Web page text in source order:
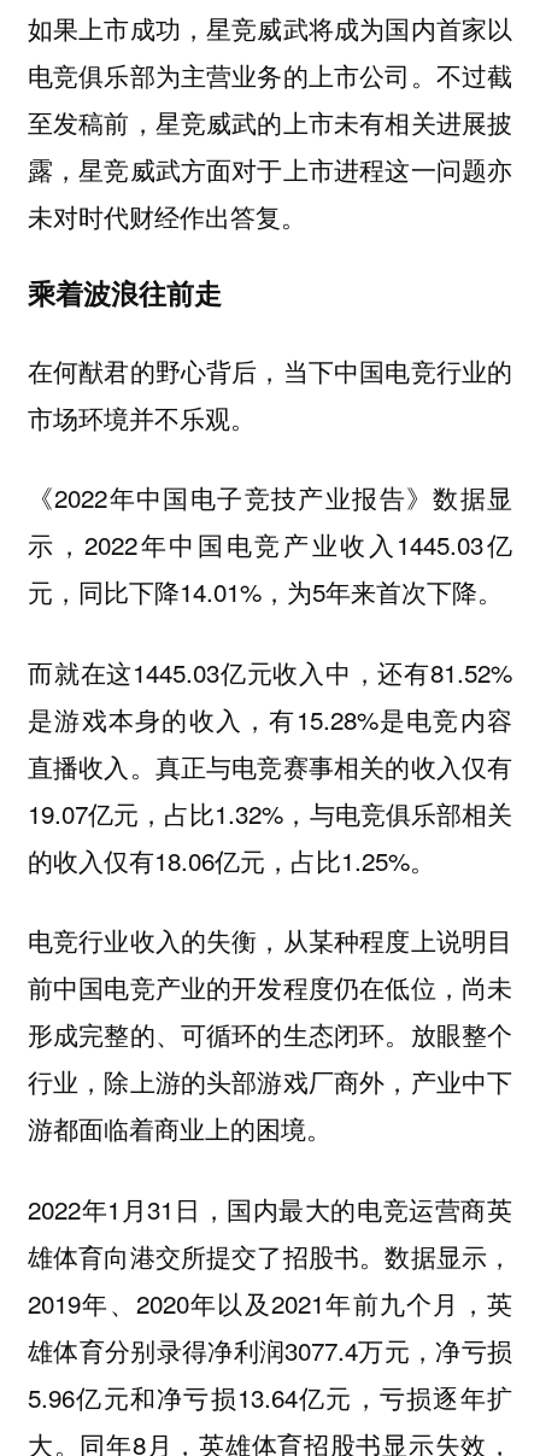
如果上市成功，星竞威武将成为国内首家以
电竞俱乐部为主营业务的上市公司。不过截
至发稿前，星竞威武的上市未有相关进展披
露，星竞威武方面对于上市进程这一问题亦
未对时代财经作出答复。
乘着波浪往前走
在何猷君的野心背后，当下中国电竞行业的
市场环境并不乐观。
《2022年中国电子竞技产业报告》数据显
示，2022年中国电竞产业收入1445.03亿
元，同比下降14.01%，为5年来首次下降。
而就在这1445.03亿元收入中，还有81.52%
是游戏本身的收入，有15.28%是电竞内容
直播收入。真正与电竞赛事相关的收入仅有
19.07亿元，占比1.32%，与电竞俱乐部相关
的收入仅有18.06亿元，占比1.25%。
电竞行业收入的失衡，从某种程度上说明目
前中国电竞产业的开发程度仍在低位，尚未
形成完整的、可循环的生态闭环。放眼整个
行业，除上游的头部游戏厂商外，产业中下
游都面临着商业上的困境。
2022年1月31日，国内最大的电竞运营商英
雄体育向港交所提交了招股书。数据显示，
2019年、2020年以及2021年前九个月，英
雄体育分别录得净利润3077.4万元，净亏损
5.96亿元和净亏损13.64亿元，亏损逐年扩
大。同年8月，英雄体育招股书显示失效，